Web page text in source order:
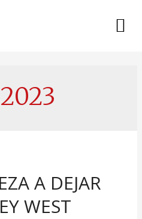
A DEJAR
WEST